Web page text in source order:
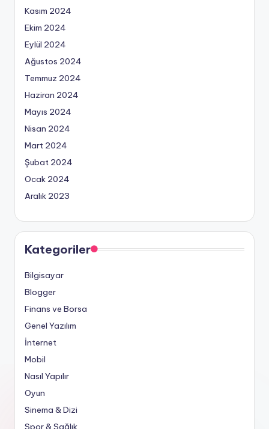
Kasım 2024
Ekim 2024
Eylül 2024
Ağustos 2024
Temmuz 2024
Haziran 2024
Mayıs 2024
Nisan 2024
Mart 2024
Şubat 2024
Ocak 2024
Aralık 2023
Kategoriler
Bilgisayar
Blogger
Finans ve Borsa
Genel Yazılım
İnternet
Mobil
Nasıl Yapılır
Oyun
Sinema & Dizi
Spor & Sağlık